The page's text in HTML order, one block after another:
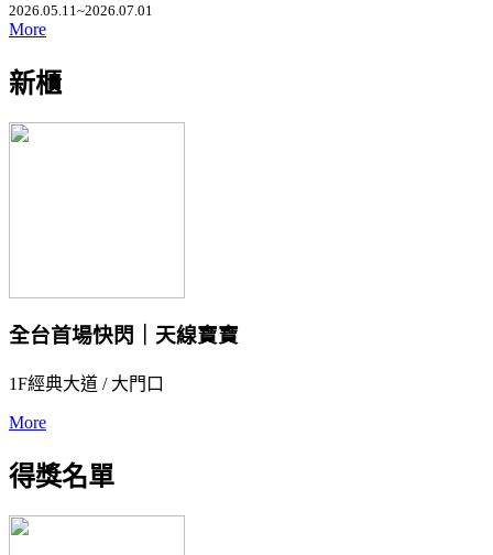
2026.05.11~2026.07.01
More
新櫃
全台首場快閃｜天線寶寶
1F經典大道 / 大門口
More
得獎名單